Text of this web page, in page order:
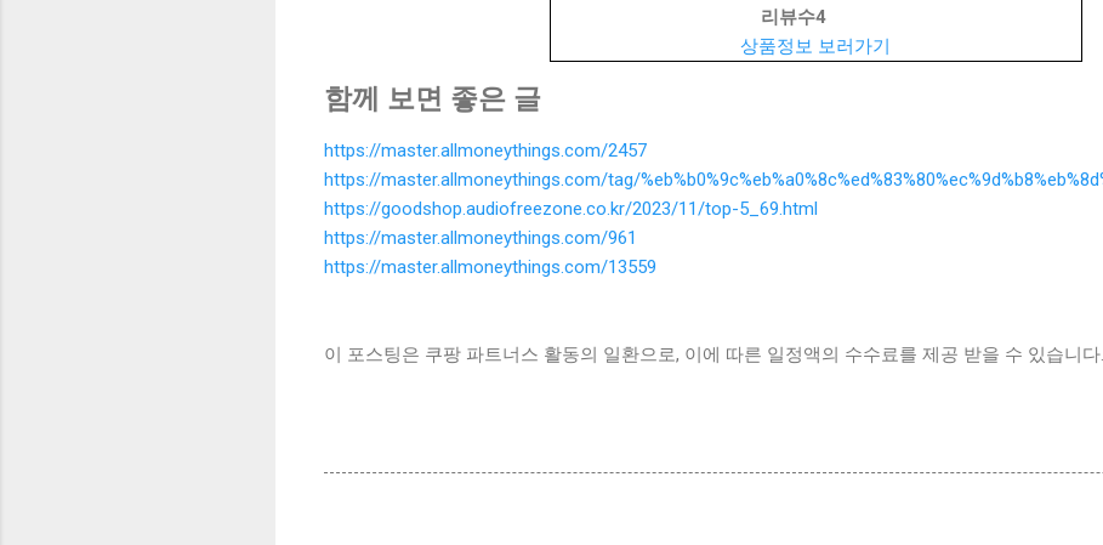
리뷰수4
상품정보 보러가기
함께 보면 좋은 글
https://master.allmoneythings.com/2457
https://master.allmoneythings.com/tag/
https://goodshop.audiofreezone.co.kr/2023/11/top-5_69.html
https://master.allmoneythings.com/961
https://master.allmoneythings.com/13559
이 포스팅은 쿠팡 파트너스 활동의 일환으로, 이에 따른 일정액의 수수료를 제공 받을 수 있습니다.